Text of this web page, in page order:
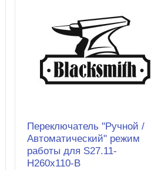
Переключатель "Ручной /
Автоматический" режим
работы для S27.11-
H260x110-B